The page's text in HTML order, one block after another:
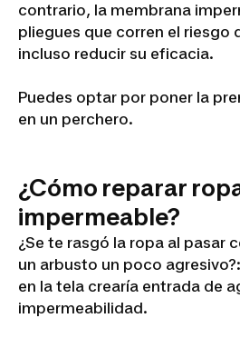
contrario, la membrana
pliegues que corren el riesgo
incluso reducir su eficacia.
Puedes optar por poner la
en un perchero.
¿Cómo reparar
impermeable?
¿Se te rasgó la ropa al pasar
un arbusto un poco
en la tela crearía entrada de
impermeabilidad.